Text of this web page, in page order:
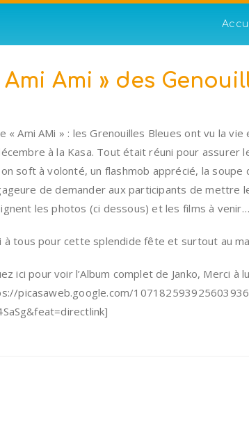
Ami Ami » des
« Ami AMi » : les Grenouilles Bleues ont vu la
à la Kasa. Tout était réuni pour assurer
soft à volonté, un flashmob apprécié, la soupe
de demander aux participants de mettre
les photos (ci dessous) et les films à venir…
à tous pour cette splendide fête et surtout au
ici pour voir l’Album complet de Janko, Merci à
picasaweb.google.com/